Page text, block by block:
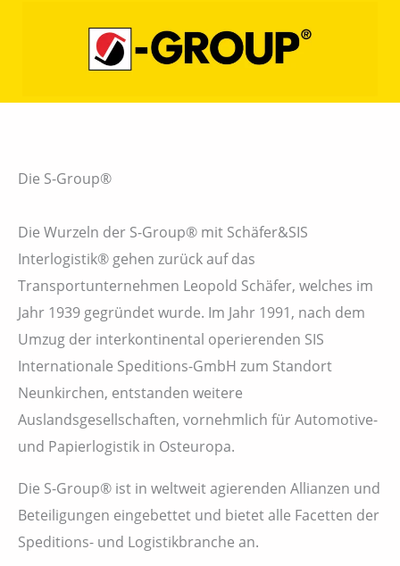
Die S-Group®
Die Wurzeln der S-Group® mit Schäfer&SIS
Interlogistik® gehen zurück auf das
Transportunternehmen Leopold Schäfer, welches im
Jahr 1939 gegründet wurde. Im Jahr 1991, nach dem
Umzug der interkontinental operierenden SIS
Internationale Speditions-GmbH zum Standort
Neunkirchen, entstanden weitere
Auslandsgesellschaften, vornehmlich für Automotive-
und Papierlogistik in Osteuropa.
Die S-Group® ist in weltweit agierenden Allianzen und
Beteiligungen eingebettet und bietet alle Facetten der
Speditions- und Logistikbranche an.